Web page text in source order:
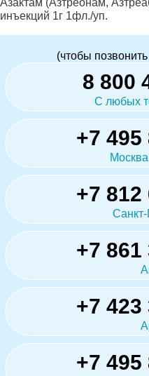
Азактам (Азтреонам,
инъекций 1г 1фл./уп.
(чтобы
8 800
С любых
+7 495
+7 812
Санкт-
+7 861
+7 423
+7 495